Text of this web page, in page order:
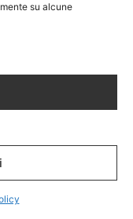
su alcune
la
senza
più significativi di